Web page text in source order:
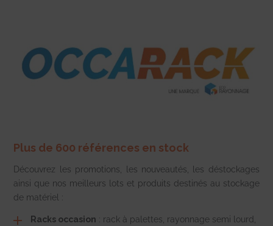
Plus de 600 références en stock
Découvrez les promotions, les nouveautés, les déstockages
ainsi que nos meilleurs lots et produits destinés au stockage
de matériel :
Racks occasion : rack à palettes, rayonnage semi lourd,